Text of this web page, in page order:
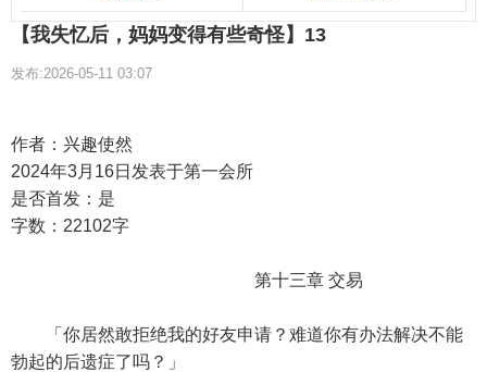
【我失忆后，妈妈变得有些奇怪】13
发布:2026-05-11 03:07
作者：兴趣使然
2024年3月16日发表于第一会所
是否首发：是
字数：22102字
第十三章 交易
「你居然敢拒绝我的好友申请？难道你有办法解决不能
勃起的后遗症了吗？」